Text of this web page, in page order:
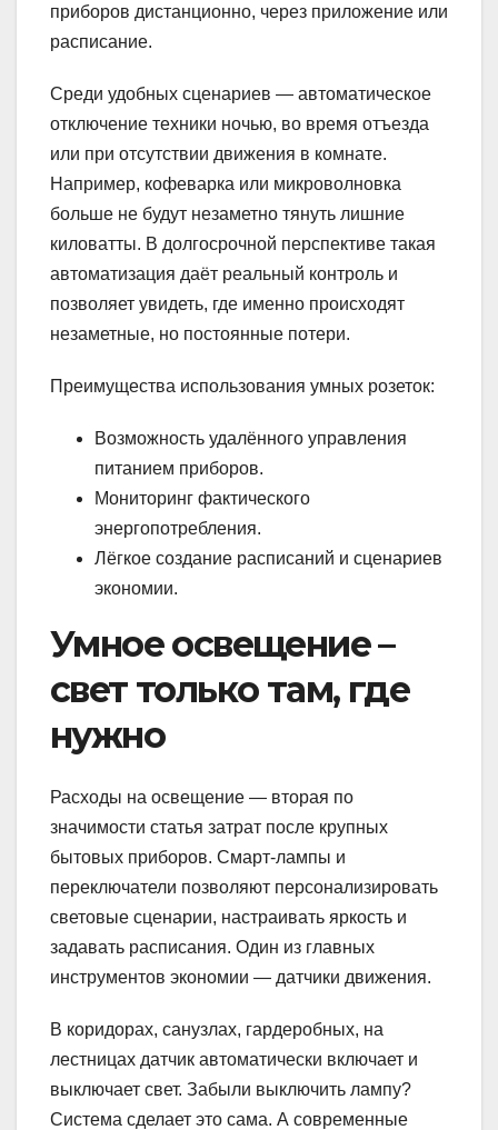
приборов дистанционно, через приложение или
расписание.
Среди удобных сценариев — автоматическое
отключение техники ночью, во время отъезда
или при отсутствии движения в комнате.
Например, кофеварка или микроволновка
больше не будут незаметно тянуть лишние
киловатты. В долгосрочной перспективе такая
автоматизация даёт реальный контроль и
позволяет увидеть, где именно происходят
незаметные, но постоянные потери.
Преимущества использования умных розеток:
Возможность удалённого управления
питанием приборов.
Мониторинг фактического
энергопотребления.
Лёгкое создание расписаний и сценариев
экономии.
Умное освещение –
свет только там, где
нужно
Расходы на освещение — вторая по
значимости статья затрат после крупных
бытовых приборов. Смарт-лампы и
переключатели позволяют персонализировать
световые сценарии, настраивать яркость и
задавать расписания. Один из главных
инструментов экономии — датчики движения.
В коридорах, санузлах, гардеробных, на
лестницах датчик автоматически включает и
выключает свет. Забыли выключить лампу?
Система сделает это сама. А современные